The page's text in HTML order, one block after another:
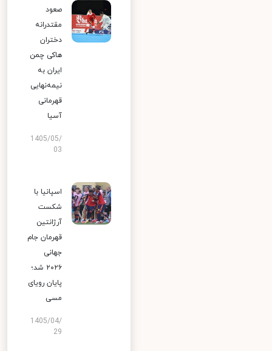
صعود
مقتدرانه
دختران
هاکی چمن
ایران به
نیمه‌نهایی
قهرمانی
آسیا
1405/05/
03
اسپانیا با
شکست
آرژانتین
قهرمان جام
جهانی
۲۰۲۶ شد؛
پایان رویای
مسی
1405/04/
29